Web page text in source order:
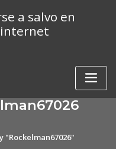
a salvo en
internet